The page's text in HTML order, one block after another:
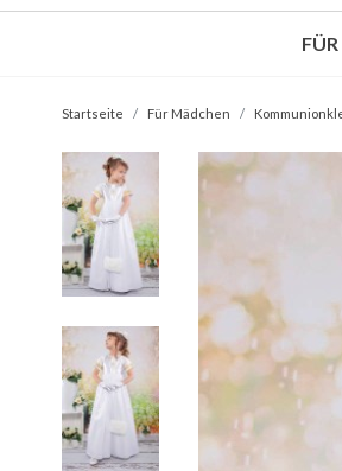
Startseite Für Mädchen